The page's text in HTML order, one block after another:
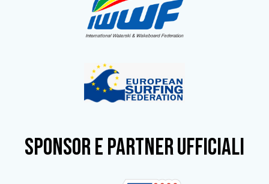
SPONSOR e partner ufficiali